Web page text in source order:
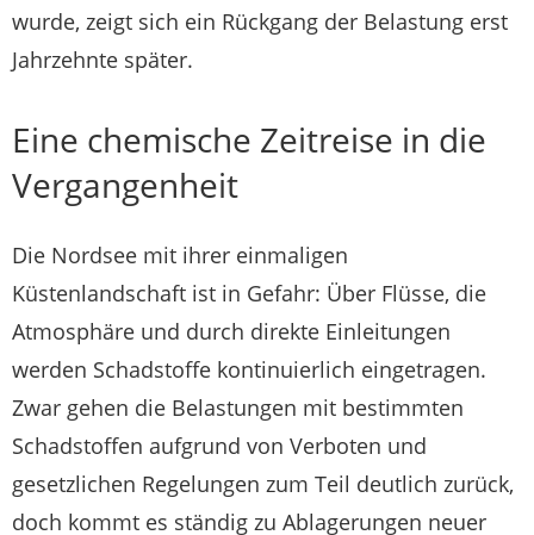
wurde, zeigt sich ein Rückgang der Belastung erst
Jahrzehnte später.
Eine chemische Zeitreise in die
Vergangenheit
Die Nordsee mit ihrer einmaligen
Küstenlandschaft ist in Gefahr: Über Flüsse, die
Atmosphäre und durch direkte Einleitungen
werden Schadstoffe kontinuierlich eingetragen.
Zwar gehen die Belastungen mit bestimmten
Schadstoffen aufgrund von Verboten und
gesetzlichen Regelungen zum Teil deutlich zurück,
doch kommt es ständig zu Ablagerungen neuer